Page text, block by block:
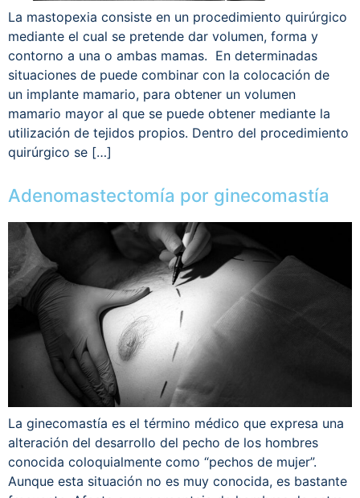
La mastopexia consiste en un procedimiento quirúrgico
mediante el cual se pretende dar volumen, forma y
contorno a una o ambas mamas. En determinadas
situaciones de puede combinar con la colocación de
un implante mamario, para obtener un volumen
mamario mayor al que se puede obtener mediante la
utilización de tejidos propios. Dentro del procedimiento
quirúrgico se […]
Adenomastectomía por ginecomastía
La ginecomastía es el término médico que expresa una
alteración del desarrollo del pecho de los hombres
conocida coloquialmente como “pechos de mujer”.
Aunque esta situación no es muy conocida, es bastante